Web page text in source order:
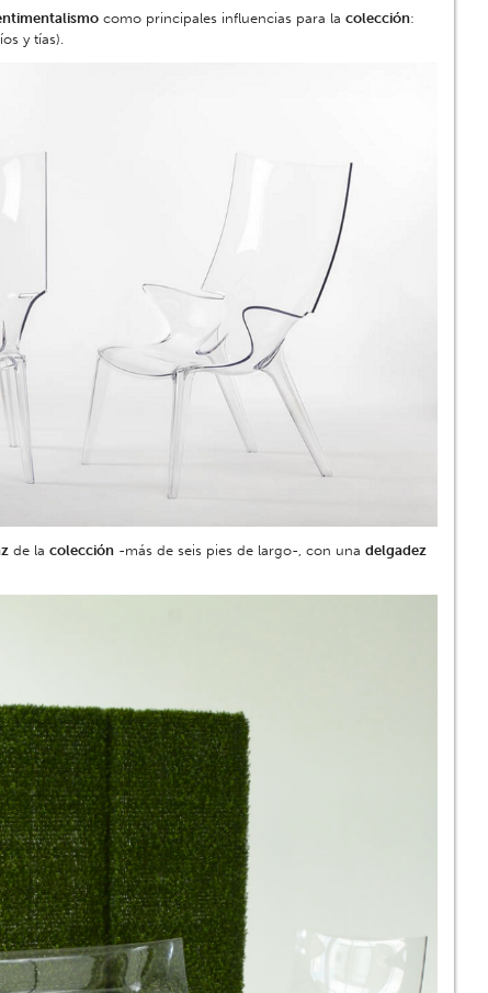
como principales influencias para la colección:
y tías).
de la colección -más de seis pies de largo-, con una delgadez